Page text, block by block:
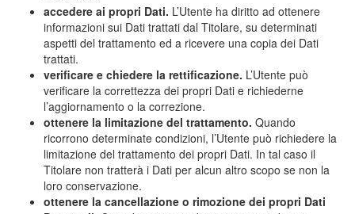
accedere ai propri Dati. L’Utente ha diritto ad ottenere
informazioni sui Dati trattati dal Titolare, su determinati
aspetti del trattamento ed a ricevere una copia dei Dati
trattati.
verificare e chiedere la rettificazione. L’Utente può
verificare la correttezza dei propri Dati e richiederne
l’aggiornamento o la correzione.
ottenere la limitazione del trattamento. Quando
ricorrono determinate condizioni, l’Utente può richiedere la
limitazione del trattamento dei propri Dati. In tal caso il
Titolare non tratterà i Dati per alcun altro scopo se non la
loro conservazione.
ottenere la cancellazione o rimozione dei propri Dati